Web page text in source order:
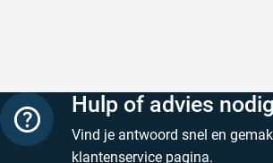
Hulp of advies
Vind je antwoord snel en
klantenservice pagina.